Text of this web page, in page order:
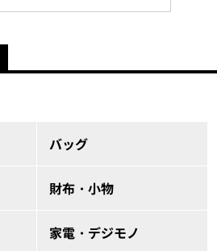
バッグ
財布・小物
家電・デジモノ